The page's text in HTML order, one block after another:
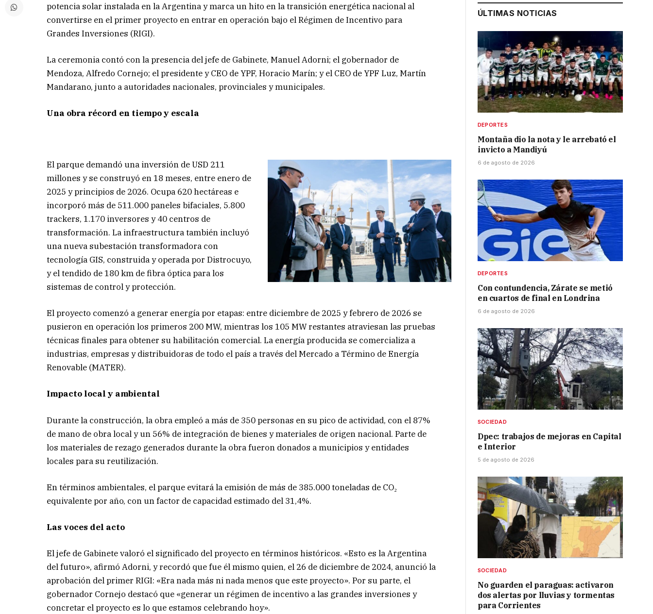
potencia solar instalada en la Argentina y marca un hito en la transición energética nacional al
convertirse en el primer proyecto en entrar en operación bajo el Régimen de Incentivo para
Grandes Inversiones (RIGI).
La ceremonia contó con la presencia del jefe de Gabinete, Manuel Adorni; el gobernador de
Mendoza, Alfredo Cornejo; el presidente y CEO de YPF, Horacio Marín; y el CEO de YPF Luz, Martín
Mandarano, junto a autoridades nacionales, provinciales y municipales.
Una obra récord en tiempo y escala
El parque demandó una inversión de USD 211
millones y se construyó en 18 meses, entre enero de
2025 y principios de 2026. Ocupa 620 hectáreas e
incorporó más de 511.000 paneles bifaciales, 5.800
trackers, 1.170 inversores y 40 centros de
transformación. La infraestructura también incluyó
una nueva subestación transformadora con
tecnología GIS, construida y operada por Distrocuyo,
y el tendido de 180 km de fibra óptica para los
sistemas de control y protección.
El proyecto comenzó a generar energía por etapas: entre diciembre de 2025 y febrero de 2026 se
pusieron en operación los primeros 200 MW, mientras los 105 MW restantes atraviesan las pruebas
técnicas finales para obtener su habilitación comercial. La energía producida se comercializa a
industrias, empresas y distribuidoras de todo el país a través del Mercado a Término de Energía
Renovable (MATER).
Impacto local y ambiental
Durante la construcción, la obra empleó a más de 350 personas en su pico de actividad, con el 87%
de mano de obra local y un 56% de integración de bienes y materiales de origen nacional. Parte de
los materiales de rezago generados durante la obra fueron donados a municipios y entidades
locales para su reutilización.
En términos ambientales, el parque evitará la emisión de más de 385.000 toneladas de CO₂
equivalente por año, con un factor de capacidad estimado del 31,4%.
Las voces del acto
El jefe de Gabinete valoró el significado del proyecto en términos históricos. «Esto es la Argentina
del futuro», afirmó Adorni, y recordó que fue él mismo quien, el 26 de diciembre de 2024, anunció la
aprobación del primer RIGI: «Era nada más ni nada menos que este proyecto». Por su parte, el
gobernador Cornejo destacó que «generar un régimen de incentivo a las grandes inversiones y
concretar el proyecto es lo que estamos celebrando hoy».
ÚLTIMAS NOTICIAS
DEPORTES
Montaña dio la nota y le arrebató el
invicto a Mandiyú
6 de agosto de 2026
DEPORTES
Con contundencia, Zárate se metió
en cuartos de final en Londrina
6 de agosto de 2026
SOCIEDAD
Dpec: trabajos de mejoras en Capital
e Interior
5 de agosto de 2026
SOCIEDAD
No guarden el paraguas: activaron
dos alertas por lluvias y tormentas
para Corrientes